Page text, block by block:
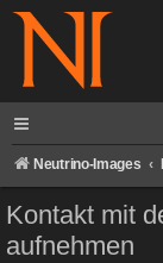
Neutrino-Images
Kontakt mit
aufnehmen